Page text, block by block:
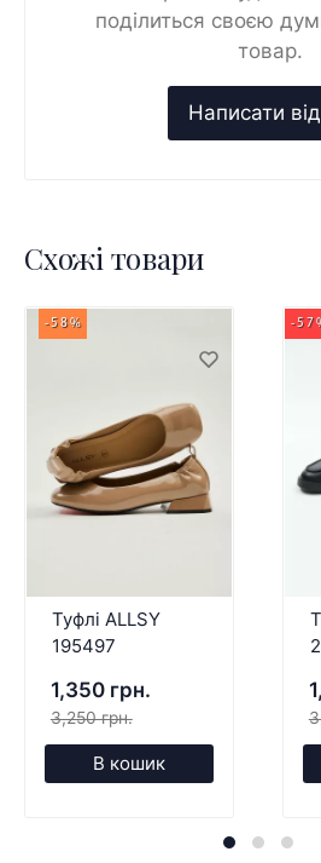
поділиться своєю
товар.
Схожі товари
-58%
Туфлі ALLSY
195497
1,350 грн.
3,250 грн.
В кошик
-